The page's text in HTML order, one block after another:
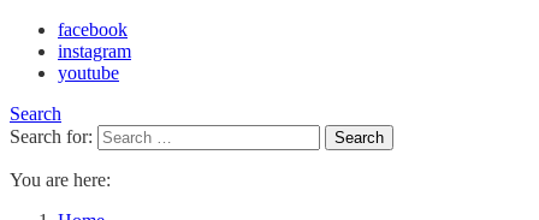
facebook
instagram
youtube
Search
Search for:
Search
You are here: